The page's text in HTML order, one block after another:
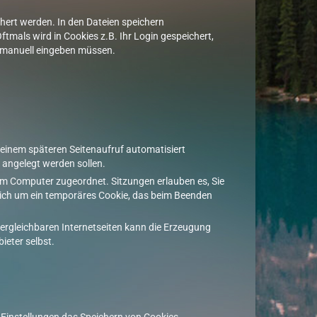
werden. In den Dateien speichern
wird in Cookies z.B. Ihr Login gespeichert,
eingeben müssen.
späteren Seitenaufruf automatisiert
werden sollen.
Computer zugeordnet. Sitzungen erlauben es, Sie
um ein temporäres Cookie, das beim Beenden
Internetseiten kann die Erzeugung
selbst.